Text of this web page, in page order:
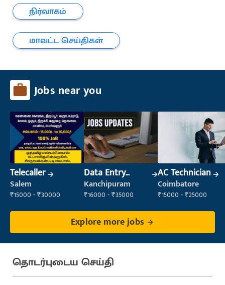
நிர்வாகம்
மாவட்ட செய்திகள்
Jobs near you
Telecaller
Salem
₹15000 - ₹30000
Data Entry
Operator
Kanchipuram
₹16000 - ₹35000
AC Technician
Coimbatore
₹15000 - ₹25000
Explore more jobs
தொடர்புடைய செய்தி